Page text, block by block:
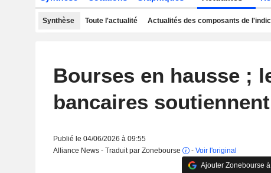
Synthèse Toute l'actualité Actualités des composants de
Bourses en hausse ;
bancaires
Publié le 04/06/2026 à 09:55
Alliance News - Traduit par Zonebourse
- Voir l'original
Ajouter Zonebourse